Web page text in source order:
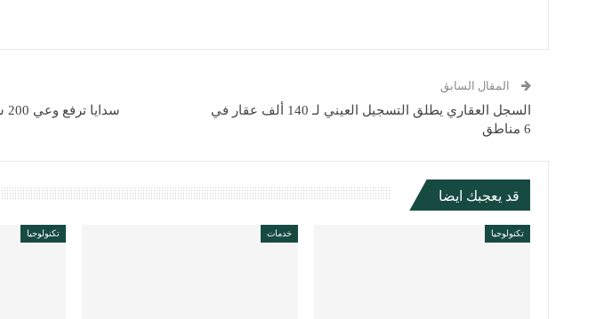
المقال السابق
السجل العقاري يطلق التسجيل العيني لـ 140 ألف عقار في
6 مناطق
سدايا ترفع وعي 200 شركة بحوكمة بيانات الحجاج
قد يعجبك ايضا
تكنولوجيا خدمات تكنولوجيا